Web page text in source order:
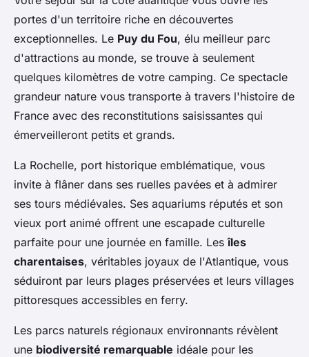
portes d'un territoire riche en découvertes
exceptionnelles. Le Puy du Fou, élu meilleur parc
d'attractions au monde, se trouve à seulement
quelques kilomètres de votre camping. Ce spectacle
grandeur nature vous transporte à travers l'histoire de
France avec des reconstitutions saisissantes qui
émerveilleront petits et grands.
La Rochelle, port historique emblématique, vous
invite à flâner dans ses ruelles pavées et à admirer
ses tours médiévales. Ses aquariums réputés et son
vieux port animé offrent une escapade culturelle
parfaite pour une journée en famille. Lesîles
charentaises, véritables joyaux de l'Atlantique, vous
séduiront par leurs plages préservées et leurs villages
pittoresques accessibles en ferry.
Les parcs naturels régionaux environnants révèlent
une biodiversité remarquable idéale pour les